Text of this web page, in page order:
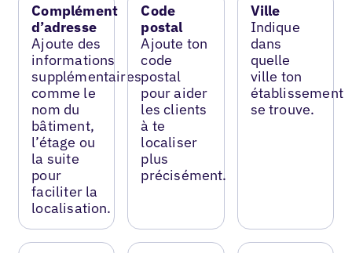
Complément
d’adresse
Ajoute des
informations
supplémentaires
comme le
nom du
bâtiment,
l’étage ou
la suite
pour
faciliter la
localisation.
Code
postal
Ajoute ton
code
postal
pour aider
les clients
à te
localiser
plus
précisément.
Ville
Indique
dans
quelle
ville ton
établissement
se trouve.